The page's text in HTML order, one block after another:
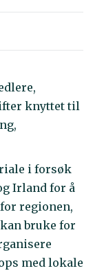
knyttet til
i forsøk
Irland for å
regionen,
bruke for
med lokale